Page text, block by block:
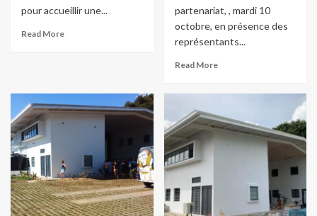
pour accueillir une...
Read More
partenariat, , mardi 10
octobre, en présence des
représentants...
Read More